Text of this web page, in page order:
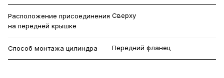
Расположение присоединения
на передней крышке
Сверху
Способ монтажа цилиндра Передний фланец